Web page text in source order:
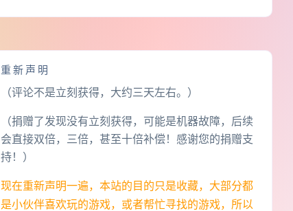
重新声明
（评论不是立刻获得，大约三天左右。）
（捐赠了发现没有立刻获得，可能是机器故障，后续
会直接双倍，三倍，甚至十倍补偿！感谢您的捐赠支
持！）
现在重新声明一遍，本站的目的只是收藏，大部分都
是小伙伴喜欢玩的游戏，或者帮忙寻找的游戏，所以